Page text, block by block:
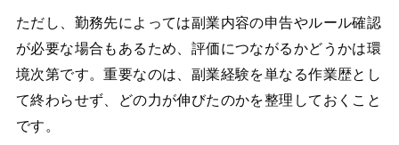
ただし、勤務先によっては副業内容の申告やルール確認
が必要な場合もあるため、評価につながるかどうかは環
境次第です。重要なのは、副業経験を単なる作業歴とし
て終わらせず、どの力が伸びたのかを整理しておくこと
です。